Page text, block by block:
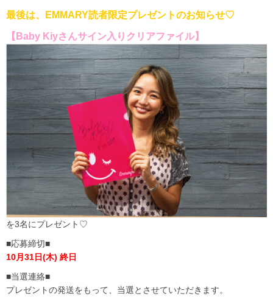
最後は、EMMARY読者限定プレゼントのお知らせ♡
【Baby Kiyさんサイン入りクリアファイル】
を3名にプレゼント♡
■応募締切■
10月31日(木) 終日
■当選連絡■
プレゼントの発送をもって、当選とさせていただきます。